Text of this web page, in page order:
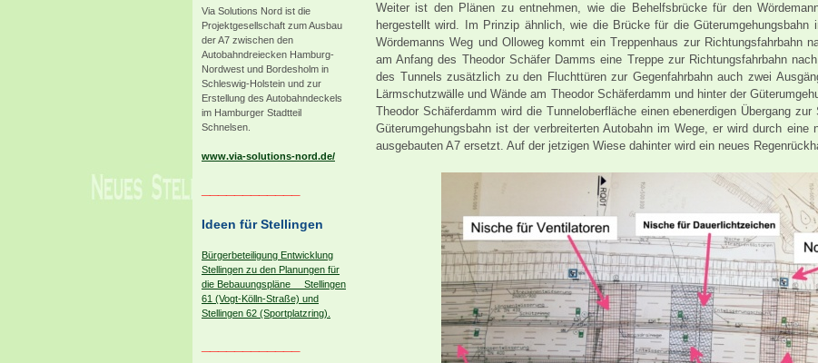
Via Solutions Nord ist die
Projektgesellschaft zum Ausbau
der A7 zwischen den
Autobahndreiecken Hamburg-
Nordwest und Bordesholm in
Schleswig-Holstein und zur
Erstellung des Autobahndeckels
im Hamburger Stadtteil
Schnelsen.
www.via-solutions-nord.de/
Ideen für Stellingen
Bürgerbeteiligung Entwicklung
Stellingen zu den Planungen für
die Bebauungspläne Stellingen
61 (Vogt-Kölln-Straße) und
Stellingen 62 (Sportplatzring).
Weiter ist den Plänen zu entnehmen, wie die Behelfsbrücke für den
hergestellt wird. Im Prinzip ähnlich, wie die Brücke für die Güterumgehungsbahn
Wördemanns Weg und Olloweg kommt ein Treppenhaus zur Richtungsfahrbahn
am Anfang des Theodor Schäfer Damms eine Treppe zur Richtungsfahrbahn
des Tunnels zusätzlich zu den Fluchttüren zur Gegenfahrbahn auch zwei
Lärmschutzwälle und Wände am Theodor Schäferdamm und hinter der
Theodor Schäferdamm wird die Tunneloberfläche einen ebenerdigen Übergang
Güterumgehungsbahn ist der verbreiterten Autobahn im Wege, er wird durch eine
ausgebauten A7 ersetzt. Auf der jetzigen Wiese dahinter wird ein neues